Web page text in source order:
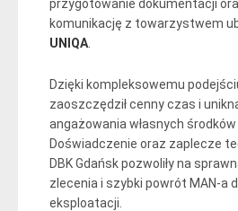
przygotowanie dokumentacji
komunikację z towarzystwem
UNIQA
Dzięki kompleksowemu
zaoszczędził cenny czas i
angażowania własnych
Doświadczenie oraz zaplecze
DBK Gdańsk pozwoliły na
zlecenia i szybki powrót MAN-a
eksploatacji.